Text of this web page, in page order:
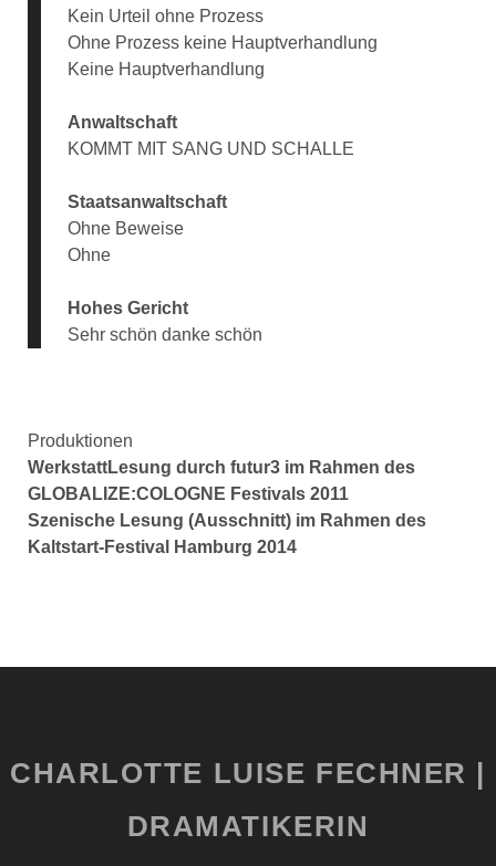
Kein Urteil ohne Prozess
Ohne Prozess keine Hauptverhandlung
Keine Hauptverhandlung
Anwaltschaft
KOMMT MIT SANG UND SCHALLE
Staatsanwaltschaft
Ohne Beweise
Ohne
Hohes Gericht
Sehr schön danke schön
Produktionen
WerkstattLesung durch futur3 im Rahmen des
GLOBALIZE:COLOGNE Festivals 2011
Szenische Lesung (Ausschnitt) im Rahmen des
Kaltstart-Festival Hamburg 2014
CHARLOTTE LUISE FECHNER |
DRAMATIKERIN